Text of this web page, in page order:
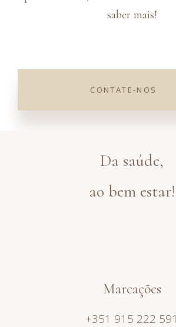
saber mais!
CONTATE-NOS
Da saúde,
ao bem estar!
Marcações
+351 915 222 591